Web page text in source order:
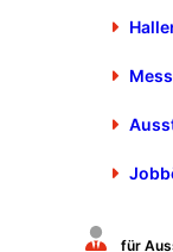
für
Für
Hier